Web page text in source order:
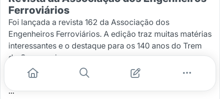
Ferroviários
Foi lançada a revista 162 da Associação dos
Engenheiros Ferroviários. A edição traz muitas matérias
interessantes e o destaque para os 140 anos do Trem
do Corcovado.
Para conhecer esta e
...